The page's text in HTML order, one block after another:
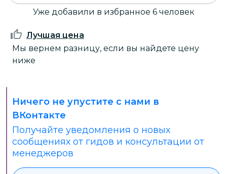
Уже добавили в избранное 6 человек
Лучшая цена
Мы вернем разницу, если вы найдете цену
ниже
Ничего не упустите с нами в
ВКонтакте
Получайте уведомления о новых
сообщениях от гидов и консультации от
менеджеров